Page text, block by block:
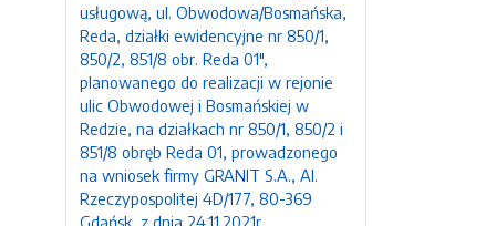
usługową, ul. Obwodowa/Bosmańska,
Reda, działki ewidencyjne nr 850/1,
850/2, 851/8 obr. Reda 01",
planowanego do realizacji w rejonie
ulic Obwodowej i Bosmańskiej w
Redzie, na działkach nr 850/1, 850/2 i
851/8 obręb Reda 01, prowadzonego
na wniosek firmy GRANIT S.A., Al.
Rzeczypospolitej 4D/177, 80-369
Gdańsk, z dnia 24.11.2021r.